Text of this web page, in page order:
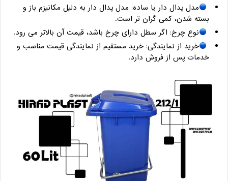
مدل پدال دار یا ساده: مدل پدال دار به دلیل مکانیزم باز و
بسته شدن، کمی گران ‌تر است.
نوع چرخ: اگر سطل دارای چرخ باشد، قیمت آن بالاتر می‌ رود.
خرید از نمایندگی: خرید مستقیم از نمایندگی قیمت مناسب و
خدمات پس از فروش دارد.